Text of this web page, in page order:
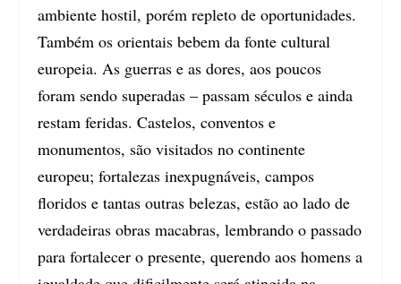
ambiente hostil, porém repleto de oportunidades.
Também os orientais bebem da fonte cultural
europeia. As guerras e as dores, aos poucos
foram sendo superadas – passam séculos e ainda
restam feridas. Castelos, conventos e
monumentos, são visitados no continente
europeu; fortalezas inexpugnáveis, campos
floridos e tantas outras belezas, estão ao lado de
verdadeiras obras macabras, lembrando o passado
para fortalecer o presente, querendo aos homens a